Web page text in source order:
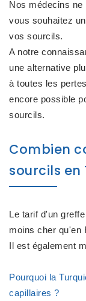
Nos médecins
vous souhaitez
vos sourcils.
A notre
une alternative
à toutes les
encore possible
sourcils.
Combien
sourcils en
Le tarif d'un
moins cher qu'en
Il est également
Pourquoi la
capillaires ?